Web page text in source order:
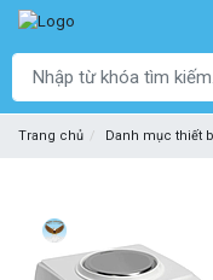
Trang chủ Danh mục thiết